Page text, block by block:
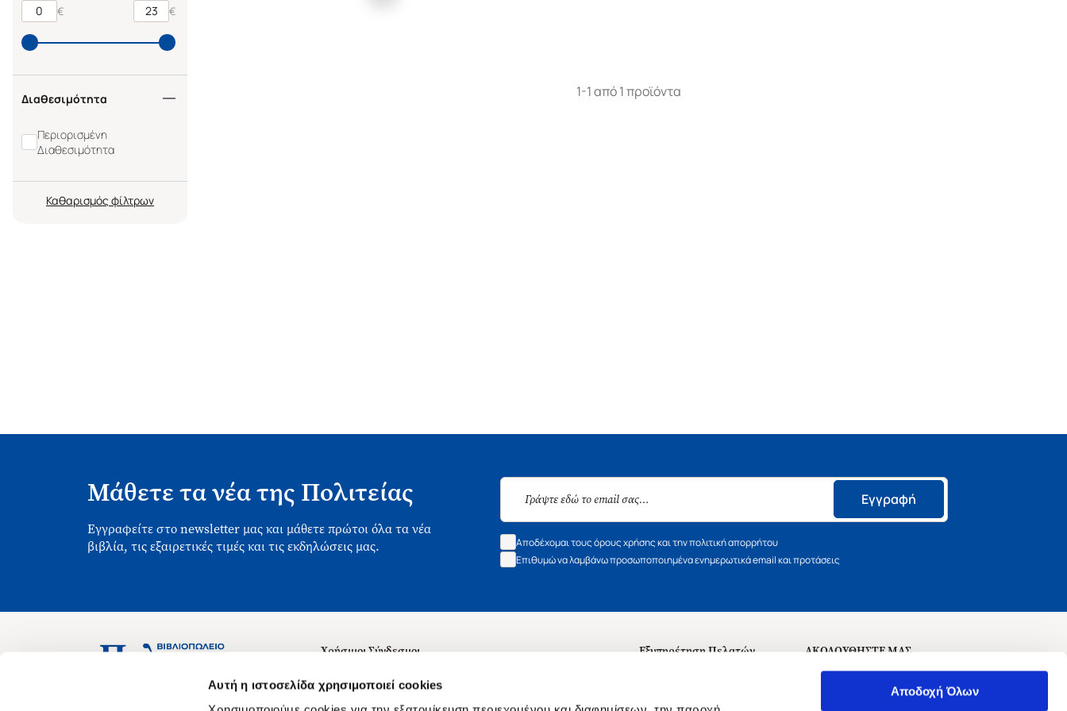
Αυτή η ιστοσελίδα χρησιμοποιεί cookies
Αποδοχή Όλων
€ €
Διαθεσιμότητα
Περιορισμένη
Διαθεσιμότητα
Καθαρισμός
1-1 από 1 προϊόντα
Μάθετε τα νέα της Πολιτείας
Εγγραφείτε στο newsletter μας και μάθετε πρώτοι όλα τα νέα
βιβλία, τις εξαιρετικές τιμές και τις εκδηλώσεις μας.
Εγγραφή
Αποδέχομαι τους όρους χρήσης και την πολιτική απορρήτου
Επιθυμώ να λαμβάνω προσωποποιημένα ενημερωτικά email και προτάσεις
Ασκληπιού 1-3, Αθήνα 106 79
Χρήσιμοι Σύνδεσμοι
Σχετικά με εμάς
Θέσεις Εργασίας
Εξυπηρέτηση Πελατών
ΑΚΟΛΟΥΘΗΣΤΕ ΜΑΣ